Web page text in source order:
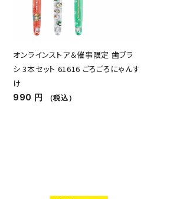
オンラインストア＆催事限定 歯ブラ
シ 3本セット 61616 ごろごろにゃんす
け
990 円 （税込）